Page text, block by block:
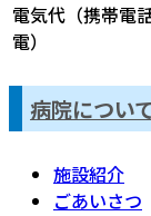
電気代（携帯電
電）
病院につい
施設紹介
ごあいさつ